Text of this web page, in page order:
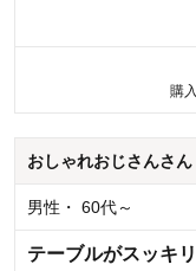
購
おしゃれおじさんさん
男性 ・ 60代～
テーブルがスッキリ